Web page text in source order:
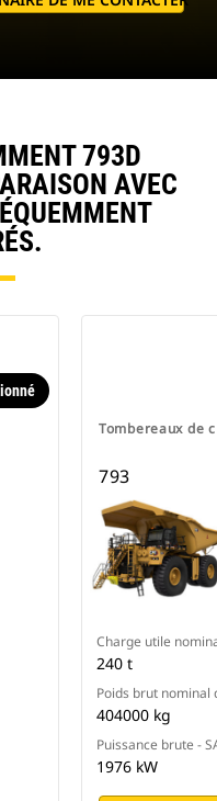
793D
AVEC
Tombereaux de
793
Charge utile
240 t
Poids brut nominal
404000 kg
Puissance brute -
1976 kW